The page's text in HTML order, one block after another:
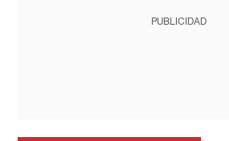
PUBLICIDAD